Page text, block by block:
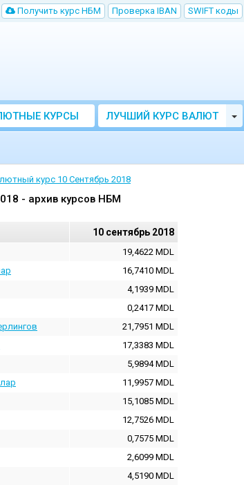
Получить курс НБМ Проверка IBAN SWIFT коды
КУРСЫ
БАНКОВ
ЛУЧШИЙ КУРС ВАЛЮТ
МОЛДОВЫ
курс 10 Сентябрь 2018
- архив курсов НБМ
10 сентябрь 2018
19,4622 MDL
16,7410 MDL
4,1939 MDL
0,2417 MDL
21,7951 MDL
17,3383 MDL
5,9894MDL
11,9957 MDL
15,1085 MDL
12,7526 MDL
0,7575 MDL
2,6099 MDL
4,5190 MDL